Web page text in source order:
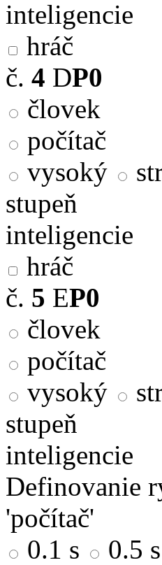
inteligencie
hráč
č. 4 DP0
človek
počítač
vysoký
stupeň
inteligencie
hráč
č. 5 EP0
človek
počítač
vysoký
stupeň
inteligencie
Definovanie
'počítač'
0.1 s
0.5 s